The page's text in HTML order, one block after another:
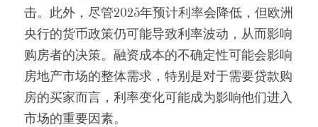
击。此外，尽管2025年预计利率会降低，但欧洲
央行的货币政策仍可能导致利率波动，从而影响
购房者的决策。融资成本的不确定性可能会影响
房地产市场的整体需求，特别是对于需要贷款购
房的买家而言，利率变化可能成为影响他们进入
市场的重要因素。